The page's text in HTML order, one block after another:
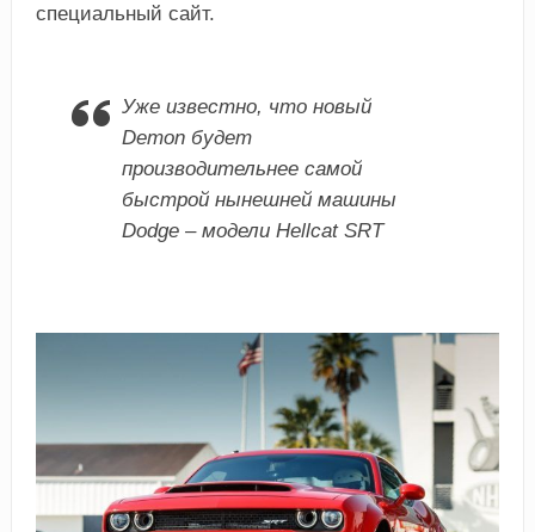
специальный сайт.
Уже известно, что новый
Demon будет
производительнее самой
быстрой нынешней машины
Dodge – модели Hellcat SRT